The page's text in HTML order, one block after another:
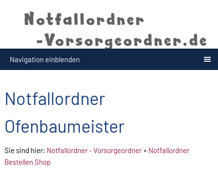
Navigation einblenden
Notfallordner
Ofenbaumeister
Sie sind hier: Notfallordner - Vorsorgeordner» Notfallordner
Bestellen Shop